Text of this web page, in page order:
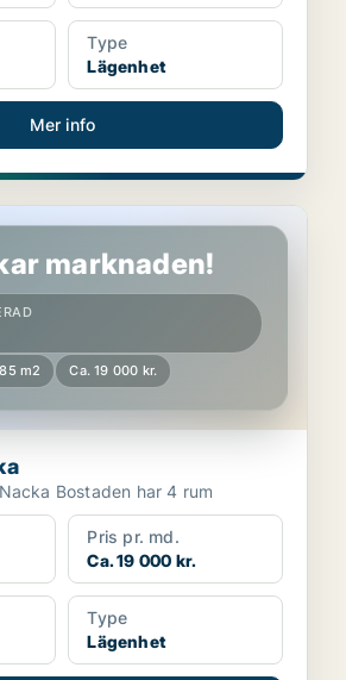
Type
Lägenhet
Mer info
marknaden!
m2 Ca. 19 000 kr.
Lägenhet att hyra i Nacka Bostaden har 4 rum
Pris pr. md.
Ca. 19 000 kr.
Type
Lägenhet